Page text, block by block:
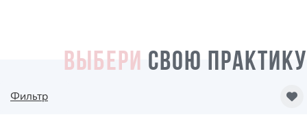
ВЫБЕРИ СВОЮ ПРАКТИКУ
Фильтр